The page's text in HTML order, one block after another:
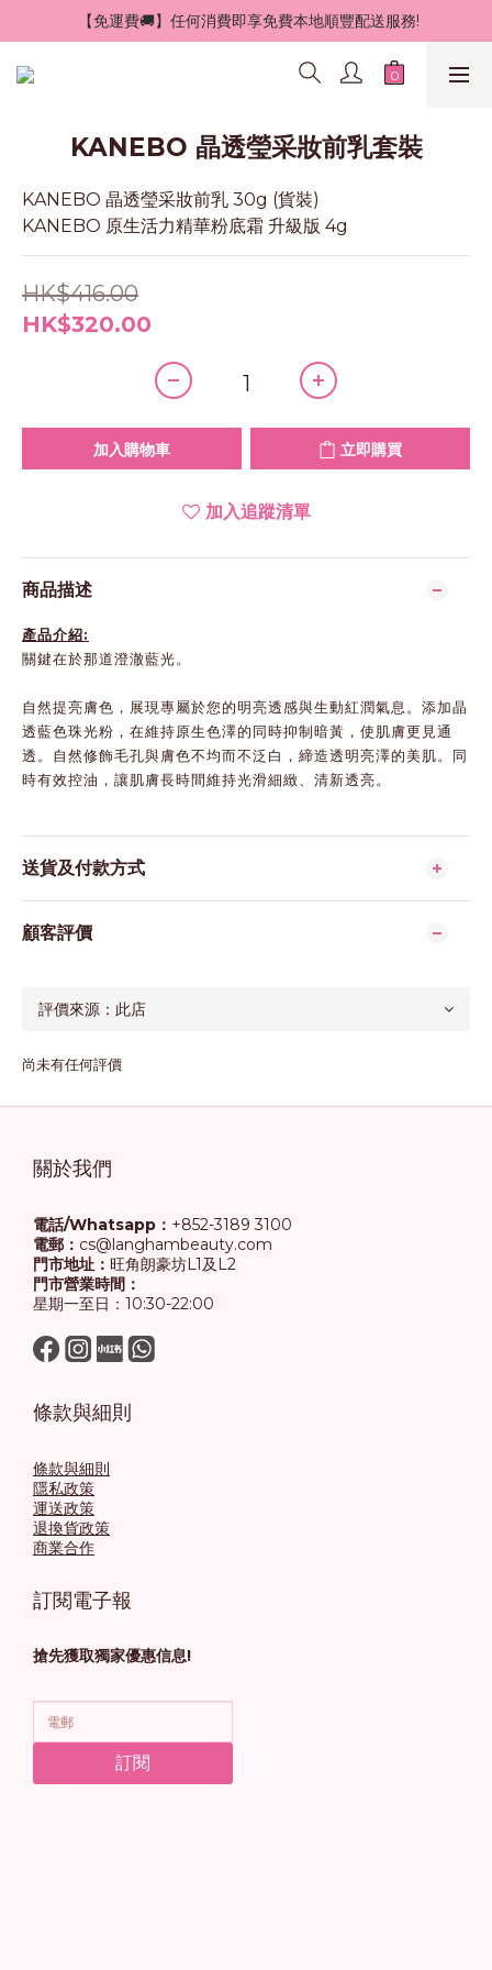
【免運費🚚】任何消費即享免費本地順豐配送服務!
KANEBO 晶透瑩采妝前乳套裝
KANEBO 晶透瑩采妝前乳 30g (貨裝)
KANEBO 原生活力精華粉底霜 升級版 4g
HK$416.00
HK$320.00
加入購物車 立即購買
加入追蹤清單
商品描述
產品介紹:
關鍵在於那道澄澈藍光。
自然提亮膚色，展現專屬於您的明亮透感與生動紅潤氣息。添加晶
透藍色珠光粉，在維持原生色澤的同時抑制暗黃，使肌膚更見通
透。自然修飾毛孔與膚色不均而不泛白，締造透明亮澤的美肌。同
時有效控油，讓肌膚長時間維持光滑細緻、清新透亮。
送貨及付款方式
顧客評價
尚未有任何評價
關於我們
電話/Whatsapp： +852-3189 3100
電郵： cs@langhambeauty.com
門市地址： 旺角朗豪坊L1及L2
門市營業時間：
星期一至日：10:30-22:00
條款與細則
條款與細則
隱私政策
運送政策
退換貨政策
商業合作
訂閱電子報
搶先獲取獨家優惠信息!
訂閱